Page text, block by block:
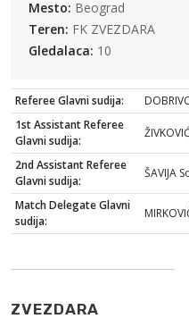
Mesto: Beograd
Teren: FK ZVEZDARA
Gledalaca: 10
Referee Glavni sudija:
1st Assistant Referee
Glavni sudija:
2nd Assistant Referee
Glavni sudija:
ŠAVIJA
Match Delegate Glavni
sudija:
ZVEZDARA